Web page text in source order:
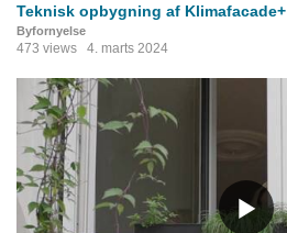
Teknisk opbygning af Klimafacade+
Byfornyelse
473 views 4. marts 2024